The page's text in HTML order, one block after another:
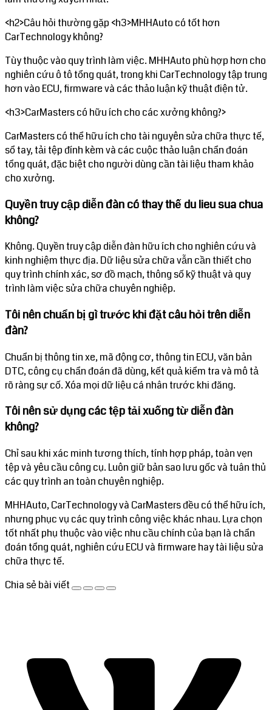
<h2>Câu hỏi thường gặp <h3>MHHAuto có tốt hơn
CarTechnology không?
Tùy thuộc vào quy trình làm việc. MHHAuto phù hợp hơn cho
nghiên cứu ô tô tổng quát, trong khi CarTechnology tập trung
hơn vào ECU, firmware và các thảo luận kỹ thuật điện tử.
<h3>CarMasters có hữu ích cho các xưởng không?>
CarMasters có thể hữu ích cho tài nguyên sửa chữa thực tế,
sổ tay, tải tệp đính kèm và các cuộc thảo luận chẩn đoán
tổng quát, đặc biệt cho người dùng cần tài liệu tham khảo
cho xưởng.
Quyền truy cập diễn đàn có thay thế du lieu sua chua
không?
Không. Quyền truy cập diễn đàn hữu ích cho nghiên cứu và
kinh nghiệm thực địa. Dữ liệu sửa chữa vẫn cần thiết cho
quy trình chính xác, sơ đồ mạch, thông số kỹ thuật và quy
trình làm việc sửa chữa chuyên nghiệp.
Tôi nên chuẩn bị gì trước khi đặt câu hỏi trên diễn
đàn?
Chuẩn bị thông tin xe, mã động cơ, thông tin ECU, văn bản
DTC, công cụ chẩn đoán đã dùng, kết quả kiểm tra và mô tả
rõ ràng sự cố. Xóa mọi dữ liệu cá nhân trước khi đăng.
Tôi nên sử dụng các tệp tải xuống từ diễn đàn
không?
Chỉ sau khi xác minh tương thích, tính hợp pháp, toàn vẹn
tệp và yêu cầu công cụ. Luôn giữ bản sao lưu gốc và tuân thủ
các quy trình an toàn chuyên nghiệp.
MHHAuto, CarTechnology và CarMasters đều có thể hữu ích,
nhưng phục vụ các quy trình công việc khác nhau. Lựa chọn
tốt nhất phụ thuộc vào việc nhu cầu chính của bạn là chẩn
đoán tổng quát, nghiên cứu ECU và firmware hay tài liệu sửa
chữa thực tế.
Chia sẻ bài viết